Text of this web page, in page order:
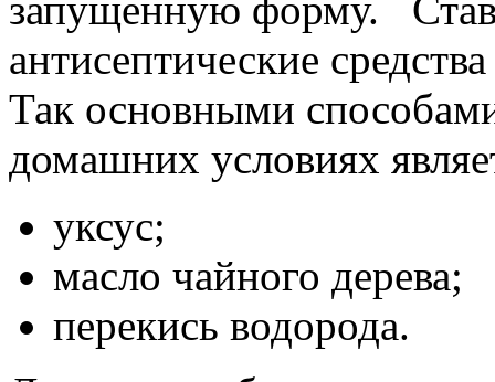
антисептические
Так основными
домашних условиях
уксус;
масло чайного дерева;
перекись водорода.